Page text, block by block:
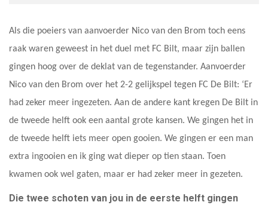
Als die poeiers van aanvoerder Nico van den Brom toch eens
raak waren geweest in het duel met FC Bilt, maar zijn ballen
gingen hoog over de deklat van de tegenstander. Aanvoerder
Nico van den Brom over het 2-2 gelijkspel tegen FC De Bilt: ‘Er
had zeker meer ingezeten. Aan de andere kant kregen De Bilt in
de tweede helft ook een aantal grote kansen. We gingen het in
de tweede helft iets meer open gooien. We gingen er een man
extra ingooien en ik ging wat dieper op tien staan. Toen
kwamen ook wel gaten, maar er had zeker meer in gezeten.
Die twee schoten van jou in de eerste helft gingen